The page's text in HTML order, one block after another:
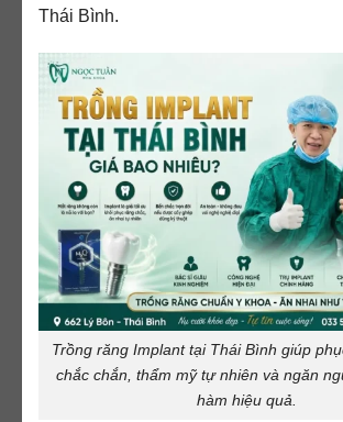
Thái Bình.
Trồng răng Implant tại Thái Bình giúp
chắc chắn, thẩm mỹ tự nhiên và ngăn
hàm hiệu quả.